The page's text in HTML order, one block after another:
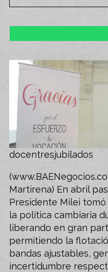
docentresjubilados
Martirena) En abril
Presidente Milei tomó
la política cambiaria
liberando en gran
permitiendo la
bandas ajustables,
incertidumbre